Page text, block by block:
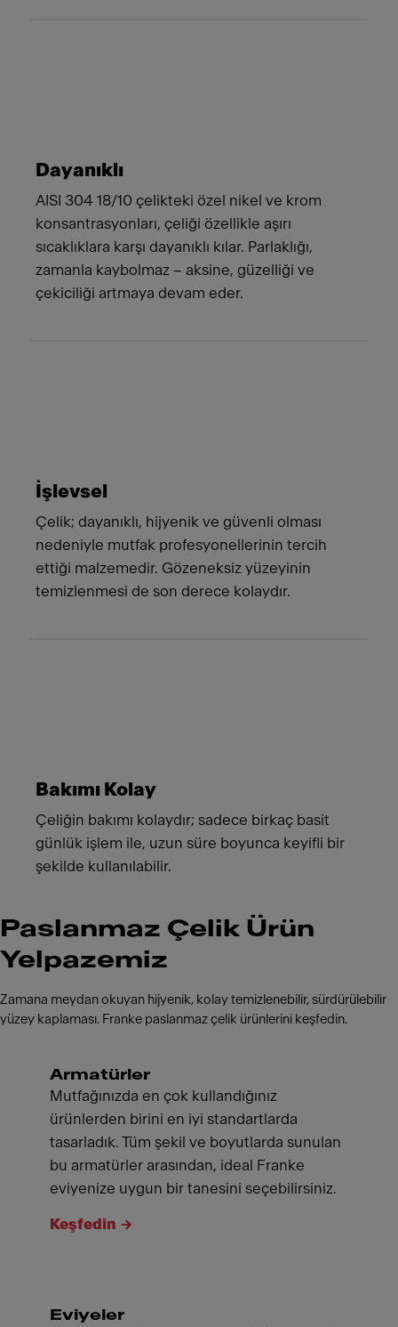
Dayanıklı
AISI 304 18/10 çelikteki özel nikel ve krom
konsantrasyonları, çeliği özellikle aşırı
sıcaklıklara karşı dayanıklı kılar. Parlaklığı,
zamanla kaybolmaz – aksine, güzelliği ve
çekiciliği artmaya devam eder.
İşlevsel
Çelik; dayanıklı, hijyenik ve güvenli olması
nedeniyle mutfak profesyonellerinin tercih
ettiği malzemedir. Gözeneksiz yüzeyinin
temizlenmesi de son derece kolaydır.
Bakımı Kolay
Çeliğin bakımı kolaydır; sadece birkaç basit
günlük işlem ile, uzun süre boyunca keyifli bir
şekilde kullanılabilir.
Paslanmaz Çelik Ürün
Yelpazemiz
Zamana meydan okuyan hijyenik, kolay temizlenebilir, sürdürülebilir
yüzey kaplaması. Franke paslanmaz çelik ürünlerini keşfedin.
Armatürler
Mutfağınızda en çok kullandığınız
ürünlerden birini en iyi standartlarda
tasarladık. Tüm şekil ve boyutlarda sunulan
bu armatürler arasından, ideal Franke
eviyenize uygun bir tanesini seçebilirsiniz.
Keşfedin
Eviyeler